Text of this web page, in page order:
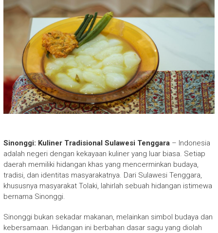
Sinonggi: Kuliner Tradisional Sulawesi Tenggara– Indonesia
adalah negeri dengan kekayaan kuliner yang luar biasa. Setiap
daerah memiliki hidangan khas yang mencerminkan budaya,
tradisi, dan identitas masyarakatnya. Dari Sulawesi Tenggara,
khususnya masyarakat Tolaki, lahirlah sebuah hidangan istimewa
bernama Sinonggi.
Sinonggi bukan sekadar makanan, melainkan simbol budaya dan
kebersamaan. Hidangan ini berbahan dasar sagu yang diolah